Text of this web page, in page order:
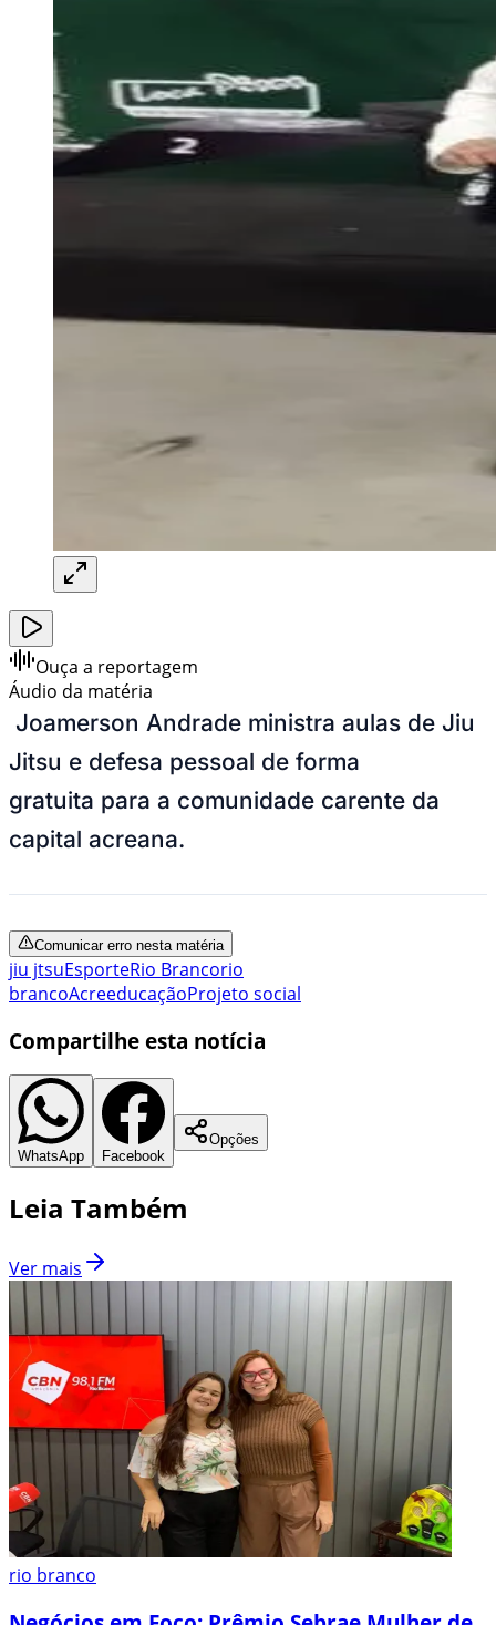
Ouça a reportagem
Áudio da matéria
Joamerson Andrade ministra aulas de Jiu
Jitsu e defesa pessoal de forma
gratuita para a comunidade carente da
capital acreana.
Comunicar erro nesta matéria
jiu jtsuEsporteRio Brancorio
brancoAcreeducaçãoProjeto social
Compartilhe esta notícia
WhatsApp Facebook
Opções
Leia Também
Ver mais
rio branco